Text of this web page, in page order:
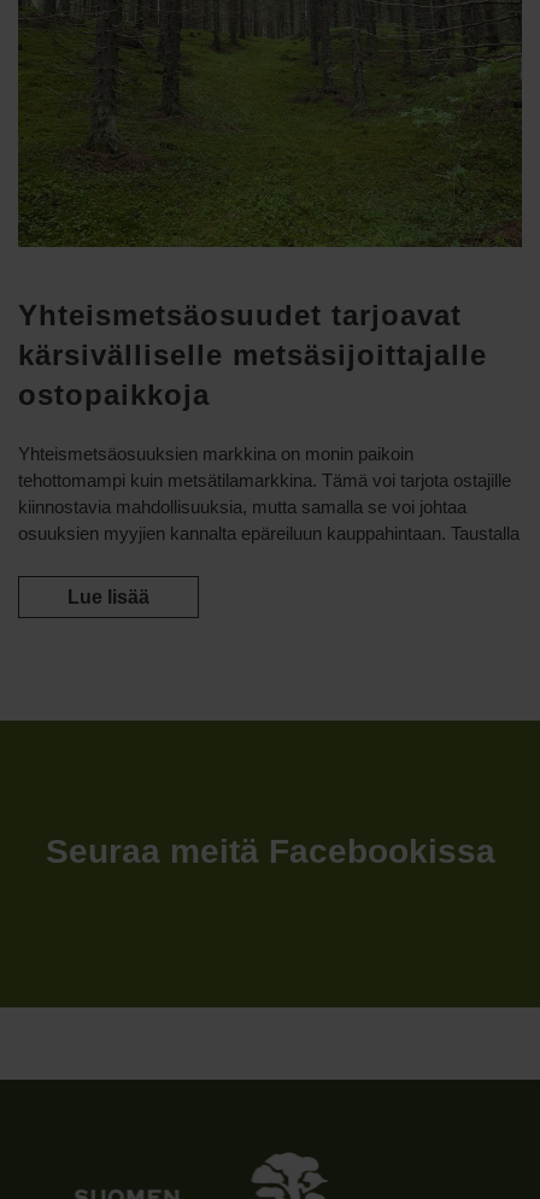
Yhteismetsäosuudet tarjoavat
kärsivälliselle metsäsijoittajalle
ostopaikkoja
Yhteismetsäosuuksien markkina on monin paikoin
tehottomampi kuin metsätilamarkkina. Tämä voi tarjota ostajille
kiinnostavia mahdollisuuksia, mutta samalla se voi johtaa
osuuksien myyjien kannalta epäreiluun kauppahintaan. Taustalla
Lue lisää
Seuraa meitä Facebookissa